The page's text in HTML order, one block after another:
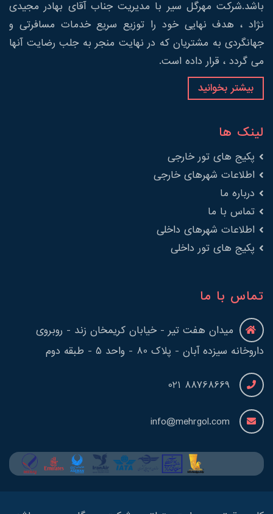
باشد.شرکت مهرگل سیر با مدیریت جناب آقای بهادر مجیدی
نژاد ، هدف نهایی خود را توزیع سریع خدمات مسافرتی و
جهانگردی به مشتریان که در نهایت منجر به جلب رضایت آنها
می گردد ، قرار داده است.
بیشتر بخوانید
لینک ها
پکیج های تور خارجی
اطلاعات شهرهای خارجی
درباره ما
تماس با ما
اطلاعات شهرهای داخلی
پکیج های تور داخلی
تماس با ما
میدان هفت تیر - خیابان کریمخان زند - روبروی
داروخانه سیزده آبان - پلاک 80 - واحد 5 - طبقه دوم
88768669 021
info@mehrgol.com